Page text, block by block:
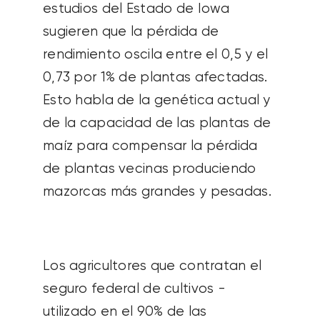
estudios del Estado de Iowa
sugieren que la pérdida de
rendimiento oscila entre el 0,5 y el
0,73 por 1% de plantas afectadas.
Esto habla de la genética actual y
de la capacidad de las plantas de
maíz para compensar la pérdida
de plantas vecinas produciendo
mazorcas más grandes y pesadas.
Los agricultores que contratan el
seguro federal de cultivos -
utilizado en el 90% de las